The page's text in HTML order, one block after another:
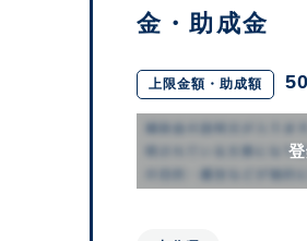
金・助成金
上限金額・助成額